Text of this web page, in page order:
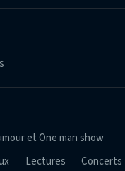
et One man show
Lectures
Concerts